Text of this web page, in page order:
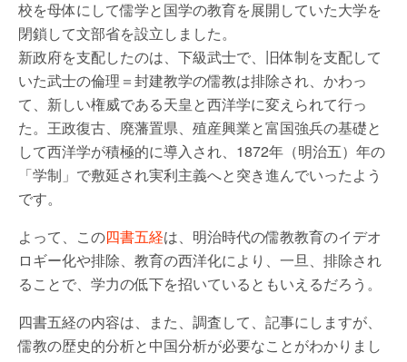
校を母体にして儒学と国学の教育を展開していた大学を
閉鎖して文部省を設立しました。
新政府を支配したのは、下級武士で、旧体制を支配して
いた武士の倫理＝封建教学の儒教は排除され、かわっ
て、新しい権威である天皇と西洋学に変えられて行っ
た。王政復古、廃藩置県、殖産興業と富国強兵の基礎と
して西洋学が積極的に導入され、1872年（明治五）年の
「学制」で敷延され実利主義へと突き進んでいったよう
です。
よって、この四書五経は、明治時代の儒教教育のイデオ
ロギー化や排除、教育の西洋化により、一旦、排除され
ることで、学力の低下を招いているともいえるだろう。
四書五経の内容は、また、調査して、記事にしますが、
儒教の歴史的分析と中国分析が必要なことがわかりまし